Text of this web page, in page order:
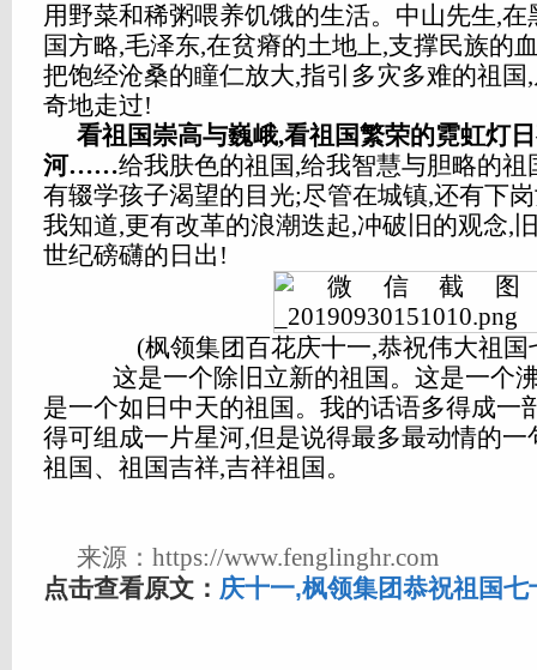
用野菜和稀粥喂养饥饿的生活。中山先生,
国方略,毛泽东,在贫瘠的土地上,支撑民族的
把饱经沧桑的瞳仁放大,指引多灾多难的祖国
奇地走过!
看祖国崇高与巍峨,看祖国繁荣的霓虹灯
河……给我肤色的祖国,给我智慧与胆略的祖
有辍学孩子渴望的目光;尽管在城镇,还有下
我知道,更有改革的浪潮迭起,冲破旧的观念,
世纪磅礴的日出!
(枫领集团百花庆十一,恭祝伟大祖
这是一个除旧立新的祖国。这是一个
是一个如日中天的祖国。我的话语多得成一
得可组成一片星河,但是说得最多最动情的
祖国、祖国吉祥,吉祥祖国。
来源：https://www.fenglinghr.com
点击查看原文： 庆十一,枫领集团恭祝祖国七